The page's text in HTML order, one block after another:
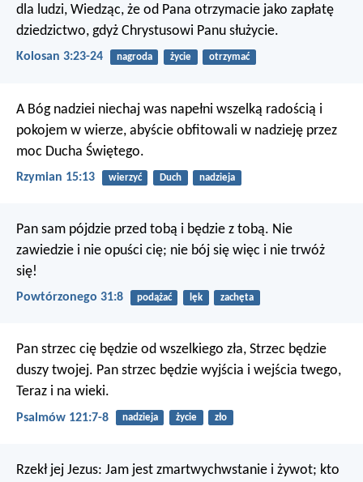
dla ludzi, Wiedząc, że od Pana otrzymacie jako zapłatę
dziedzictwo, gdyż Chrystusowi Panu służycie.
Kolosan 3:23-24 nagroda życie otrzymać
A Bóg nadziei niechaj was napełni wszelką radością i
pokojem w wierze, abyście obfitowali w nadzieję przez
moc Ducha Świętego.
Rzymian 15:13 wierzyć Duch nadzieja
Pan sam pójdzie przed tobą i będzie z tobą. Nie
zawiedzie i nie opuści cię; nie bój się więc i nie trwóż
się!
Powtórzonego 31:8 podążać lęk zachęta
Pan strzec cię będzie od wszelkiego zła, Strzec będzie
duszy twojej. Pan strzec będzie wyjścia i wejścia twego,
Teraz i na wieki.
Psalmów 121:7-8 nadzieja życie zło
Rzekł jej Jezus: Jam jest zmartwychwstanie i żywot; kto